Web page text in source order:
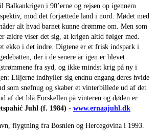
Balkankrigen i 90’erne og rejsen op igennem
mod det forjættede land i nord. Mødet med
alt hvad barnet kunne drømme om. Men som
ældre viser det sig, at krigen altid følger med.
ekko i det indre. Digtene er et frisk indspark i
der i de senere år igen er blevet
fra syd, og ikke mindst krig på ny i
Liljerne indhyller sig endnu engang deres hvide
som snefnug og skaber et vinterbillede ud af det
af det blå Forskellen på vinteren og døden er
Juhl (f. 1984) - www.ernaajuhl.dk
flygtning fra Bosnien og Hercegovina i 1993.